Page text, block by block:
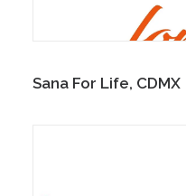
Sana For Life, CDMX